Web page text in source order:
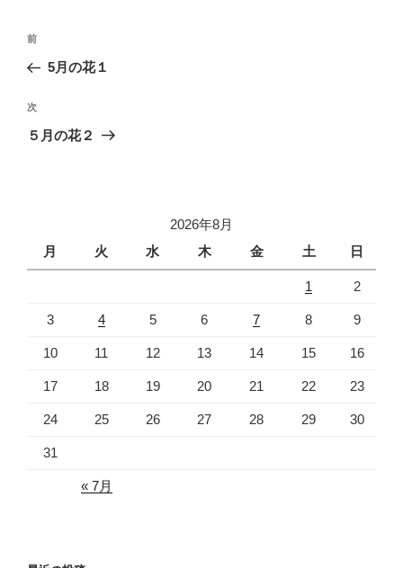
投
ナ
ビ
ゲ
前
の
稿
前
5月の花１
次
の
次
５月の花２
2026年8月
月
火 水 木 金 土 日
1 2
3 4 5 6 7 8 9
10 11 12 13 14 15 16
17 18 19 20 21 22 23
24 25 26 27 28 29 30
31
« 7月